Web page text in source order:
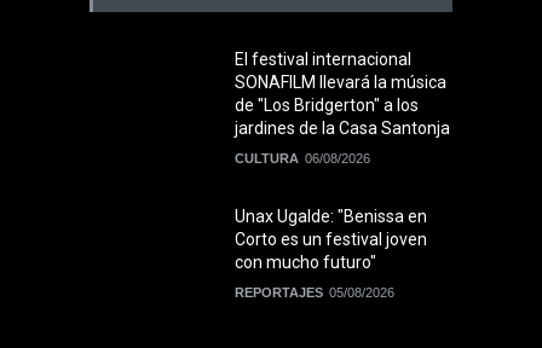
El festival internacional
SONAFILM llevará la música
de "Los Bridgerton" a los
jardines de la Casa Santonja
CULTURA 06/08/2026
Unax Ugalde: "Benissa en
Corto es un festival joven
con mucho futuro"
REPORTAJES 05/08/2026